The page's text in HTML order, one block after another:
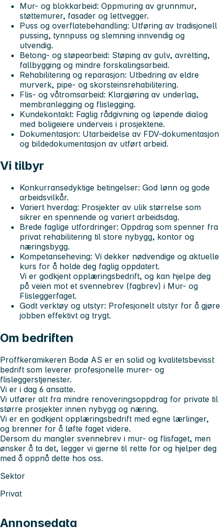
Mur- og blokkarbeid: Oppmuring av grunnmur,
støttemurer, fasader og lettvegger.
Puss og overflatebehandling: Utføring av tradisjonell
pussing, tynnpuss og slemning innvendig og
utvendig.
Betong- og støpearbeid: Støping av gulv, avretting,
fallbygging og mindre forskalingsarbeid.
Rehabilitering og reparasjon: Utbedring av eldre
murverk, pipe- og skorsteinsrehabilitering.
Flis- og våtromsarbeid: Klargjøring av underlag,
membranlegging og flislegging.
Kundekontakt: Faglig rådgivning og løpende dialog
med boligeiere underveis i prosjektene.
Dokumentasjon: Utarbeidelse av FDV-dokumentasjon
og bildedokumentasjon av utført arbeid.
Vi tilbyr
Konkurransedyktige betingelser: God lønn og gode
arbeidsvilkår.
Variert hverdag: Prosjekter av ulik størrelse som
sikrer en spennende og variert arbeidsdag.
Brede faglige utfordringer: Oppdrag som spenner fra
privat rehabilitering til store nybygg, kontor og
næringsbygg.
Kompetanseheving: Vi dekker nødvendige og aktuelle
kurs for å holde deg faglig oppdatert.
Vi er godkjent opplæringsbedrift, og kan hjelpe deg
på veien mot et svennebrev (fagbrev) i Mur- og
Flisleggerfaget.
Godt verktøy og utstyr: Profesjonelt utstyr for å gjøre
jobben effektivt og trygt.
Om bedriften
Proffkeramikeren Bodø AS er en solid og kvalitetsbevisst
bedrift som leverer profesjonelle murer- og
flisleggerstjenester.
Vi er i dag 6 ansatte.
Vi utfører alt fra mindre renoveringsoppdrag for private til
større prosjekter innen nybygg og næring.
Vi er en godkjent opplæringsbedrift med egne lærlinger,
og brenner for å løfte faget videre.
Dersom du mangler svennebrev i mur- og flisfaget, men
ønsker å ta det, legger vi gjerne til rette for og hjelper deg
med å oppnå dette hos oss.
Sektor
Privat
Annonsedata